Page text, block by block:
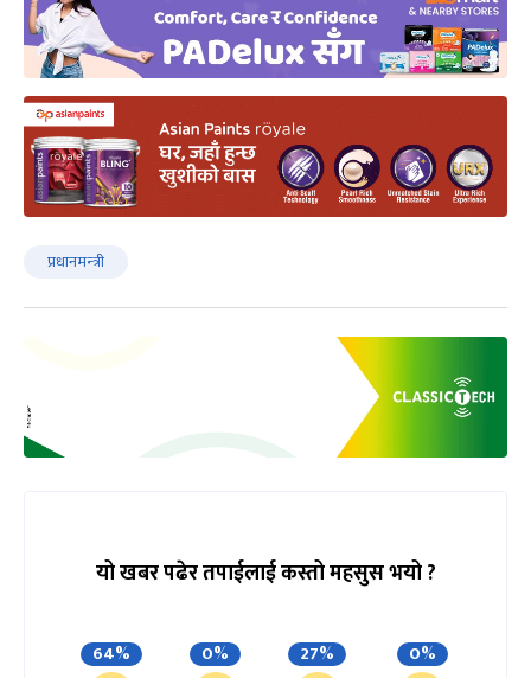
प्रधानमन्‍त्री
यो खबर पढेर तपाईलाई कस्तो महसुस भयो ?
64% 0% 27% 0%